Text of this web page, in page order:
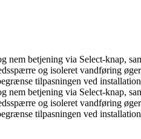
nem betjening via Select-knap,
og isoleret vandføring
tilpasningen ved
nem betjening via Select-knap,
og isoleret vandføring
tilpasningen ved